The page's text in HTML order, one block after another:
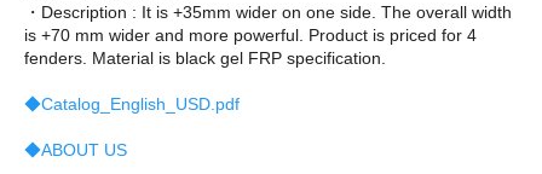
・Description : It is +35mm wider on one side. The overall width
is +70 mm wider and more powerful. Product is priced for 4
fenders. Material is black gel FRP specification.
◆Catalog_English_USD.pdf
◆ABOUT US